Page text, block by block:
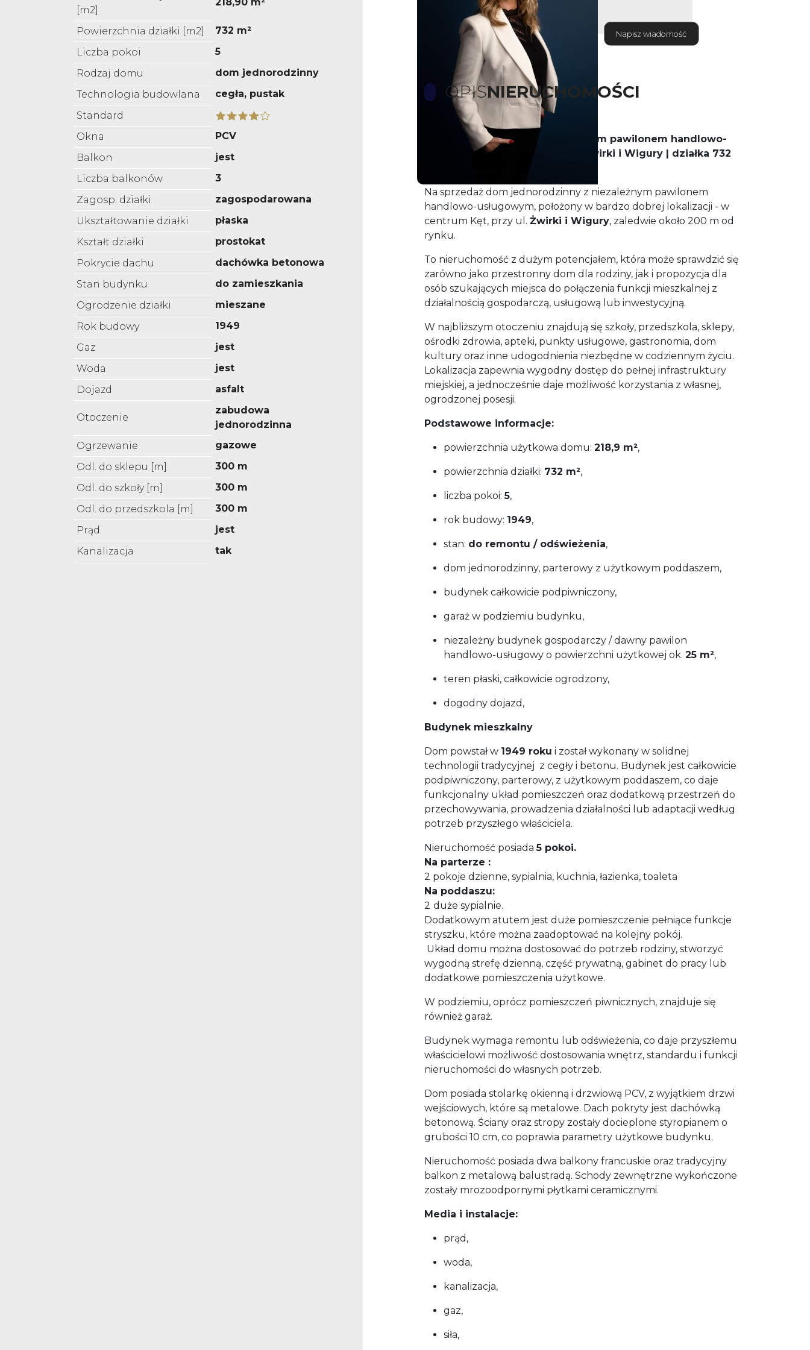
[m2]
Powierzchnia działki [m2]
732 m²
Liczba pokoi
5
Rodzaj domu
dom jednorodzinny
Technologia budowlana
cegła, pustak
Standard
Okna
PCV
Balkon
jest
Liczba balkonów
3
Zagosp. działki
zagospodarowana
Ukształtowanie działki
płaska
Kształt działki
prostokat
Pokrycie dachu
dachówka betonowa
Stan budynku
do zamieszkania
Ogrodzenie działki
mieszane
Rok budowy
1949
Gaz
jest
Woda
jest
Dojazd
asfalt
Otoczenie
zabudowa
jednorodzinna
Ogrzewanie
gazowe
Odl. do sklepu [m]
300 m
Odl. do szkoły [m]
300 m
Odl. do przedszkola [m]
300 m
Prąd
jest
Kanalizacja
tak
Napisz wiadomość
OPISNIERUCHOMOŚCI
Dom jednorodzinny z niezależnym pawilonem handlowo-
usługowym | centrum Kęt | ul. Żwirki i Wigury | działka 732
Na sprzedaż dom jednorodzinny z niezależnym pawilonem
handlowo-usługowym, położony w bardzo dobrej lokalizacji - w
centrum Kęt, przy ul. Żwirki i Wigury, zaledwie około 200 m od
rynku.
To nieruchomość z dużym potencjałem, która może sprawdzić się
zarówno jako przestronny dom dla rodziny, jak i propozycja dla
osób szukających miejsca do połączenia funkcji mieszkalnej z
działalnością gospodarczą, usługową lub inwestycyjną.
W najbliższym otoczeniu znajdują się szkoły, przedszkola, sklepy,
ośrodki zdrowia, apteki, punkty usługowe, gastronomia, dom
kultury oraz inne udogodnienia niezbędne w codziennym życiu.
Lokalizacja zapewnia wygodny dostęp do pełnej infrastruktury
miejskiej, a jednocześnie daje możliwość korzystania z własnej,
ogrodzonej posesji.
Podstawowe informacje:
powierzchnia użytkowa domu: 218,9 m²,
powierzchnia działki: 732 m²,
liczba pokoi:5,
rok budowy: 1949,
stan: do remontu / odświeżenia,
dom jednorodzinny, parterowy z użytkowym poddaszem,
budynek całkowicie podpiwniczony,
garaż w podziemiu budynku,
niezależny budynek gospodarczy / dawny pawilon
handlowo-usługowy o powierzchni użytkowej ok. 25 m²,
teren płaski, całkowicie ogrodzony,
dogodny dojazd,
Budynek mieszkalny
Dom powstał w 1949 roku i został wykonany w solidnej
technologii tradycyjnej z cegły i betonu. Budynek jest całkowicie
podpiwniczony, parterowy, z użytkowym poddaszem, co daje
funkcjonalny układ pomieszczeń oraz dodatkową przestrzeń do
przechowywania, prowadzenia działalności lub adaptacji według
potrzeb przyszłego właściciela.
Nieruchomość posiada5 pokoi.
Na parterze :
2 pokoje dzienne, sypialnia, kuchnia, łazienka, toaleta
Na poddaszu:
2 duże sypialnie.
Dodatkowym atutem jest duże pomieszczenie pełniące funkcje
stryszku, które można zaadoptować na kolejny pokój.
Układ domu można dostosować do potrzeb rodziny, stworzyć
wygodną strefę dzienną, część prywatną, gabinet do pracy lub
dodatkowe pomieszczenia użytkowe.
W podziemiu, oprócz pomieszczeń piwnicznych, znajduje się
również garaż.
Budynek wymaga remontu lub odświeżenia, co daje przyszłemu
właścicielowi możliwość dostosowania wnętrz, standardu i funkcji
nieruchomości do własnych potrzeb.
Dom posiada stolarkę okienną i drzwiową PCV, z wyjątkiem drzwi
wejściowych, które są metalowe. Dach pokryty jest dachówką
betonową. Ściany oraz stropy zostały docieplone styropianem o
grubości 10 cm, co poprawia parametry użytkowe budynku.
Nieruchomość posiada dwa balkony francuskie oraz tradycyjny
balkon z metalową balustradą. Schody zewnętrzne wykończone
zostały mrozoodpornymi płytkami ceramicznymi.
Media i instalacje:
prąd,
woda,
kanalizacja,
gaz,
siła,